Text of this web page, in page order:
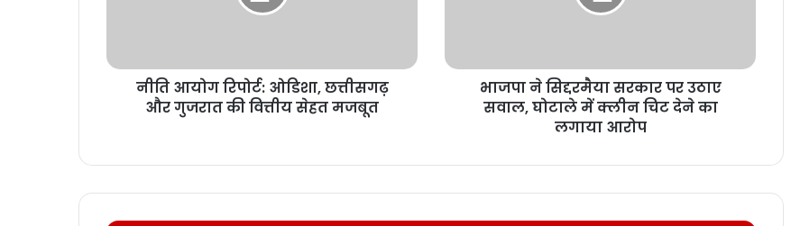
नीति आयोग रिपोर्ट: ओडिशा, छत्तीसगढ़
और गुजरात की वित्तीय सेहत मजबूत
भाजपा ने सिद्दरमैया सरकार पर उठाए
सवाल, घोटाले में क्लीन चिट देने का
लगाया आरोप